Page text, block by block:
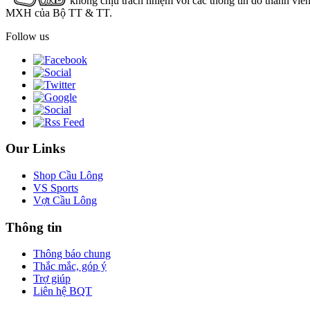
MXH của Bộ TT & TT.
Follow us
Our Links
Shop Cầu Lông
VS Sports
Vợt Cầu Lông
Thông tin
Thông báo chung
Thắc mắc, góp ý
Trợ giúp
Liên hệ BQT